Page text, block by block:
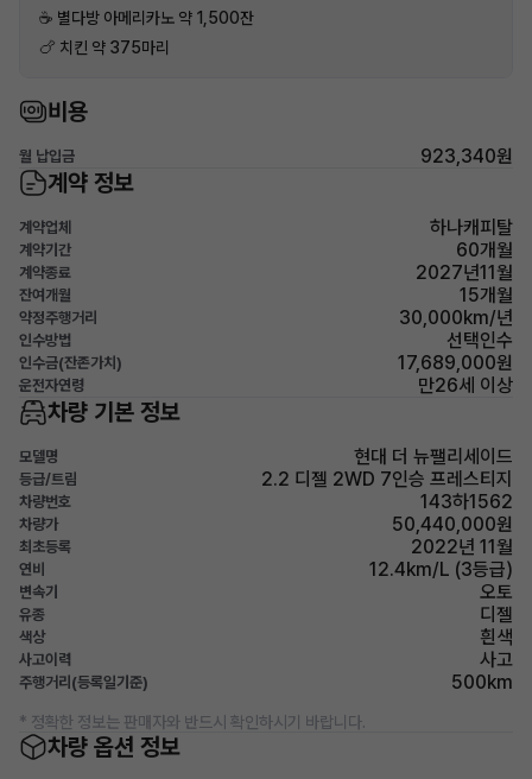
☕️ 별다방 아메리카노 약 1,500잔
🍗 치킨 약 375마리
비용
월 납입금 923,340원
계약 정보
계약업체 하나캐피탈
계약기간 60개월
계약종료 2027년11월
잔여개월 15개월
약정주행거리 30,000km/년
인수방법 선택인수
인수금(잔존가치) 17,689,000원
운전자연령 만26세 이상
차량 기본 정보
모델명 현대 더 뉴팰리세이드
등급/트림 2.2 디젤 2WD 7인승 프레스티지
차량번호 143하1562
차량가 50,440,000원
최초등록 2022년 11월
연비 12.4km/L (3등급)
변속기 오토
유종 디젤
색상 흰색
사고이력 사고
주행거리(등록일기준) 500km
* 정확한 정보는 판매자와 반드시 확인하시기 바랍니다.
차량 옵션 정보